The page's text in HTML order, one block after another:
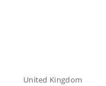
United Kingdom